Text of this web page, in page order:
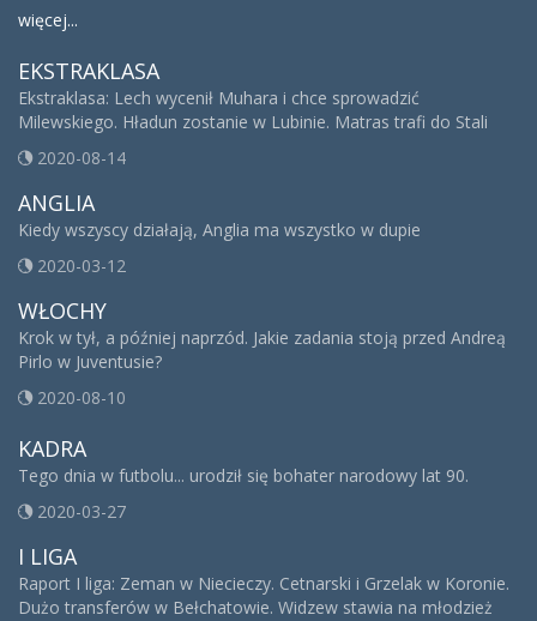
więcej...
EKSTRAKLASA
Ekstraklasa: Lech wycenił Muhara i chce sprowadzić
Milewskiego. Hładun zostanie w Lubinie. Matras trafi do Stali
2020-08-14
ANGLIA
Kiedy wszyscy działają, Anglia ma wszystko w dupie
2020-03-12
WŁOCHY
Krok w tył, a później naprzód. Jakie zadania stoją przed Andreą
Pirlo w Juventusie?
2020-08-10
KADRA
Tego dnia w futbolu... urodził się bohater narodowy lat 90.
2020-03-27
I LIGA
Raport I liga: Zeman w Niecieczy. Cetnarski i Grzelak w Koronie.
Dużo transferów w Bełchatowie. Widzew stawia na młodzież